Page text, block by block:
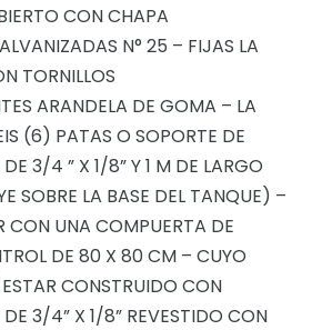
CON CHAPA
N° 25 – FIJAS LA
TORNILLOS
ARANDELA DE GOMA – LA
(6) PATAS O SOPORTE DE
3/4 ” X 1/8” Y 1 M DE LARGO
SOBRE LA BASE DEL TANQUE) –
CON UNA COMPUERTA DE
DE 80 X 80 CM – CUYO
CONSTRUIDO CON
3/4” X 1/8” REVESTIDO CON